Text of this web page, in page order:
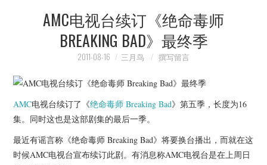
映像快讯
海报剧照
脱口秀
杂七杂八
AMC电视台续订《绝命毒师
BREAKING BAD》最终季
2011-08-16 三月鸟 撰写留言
AMC电视台续订了《绝命毒师 Breaking Bad》第五季，长度为16
集。同时这也是这部剧集的最后一季。
最近有谣言称《绝命毒师 Breaking Bad》将要换台播出，而就在这
时候AMC电视台宣布续订此剧。有消息称AMC电视台是在上周日